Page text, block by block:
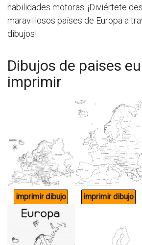
habilidades motoras. ¡Diviértete
maravillosos países de Europa a
dibujos!
Dibujos de paises
imprimir